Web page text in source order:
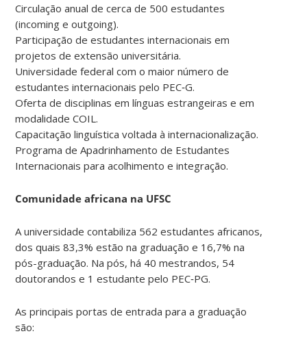
Circulação anual de cerca de 500 estudantes
(incoming e outgoing).
Participação de estudantes internacionais em
projetos de extensão universitária.
Universidade federal com o maior número de
estudantes internacionais pelo PEC‑G.
Oferta de disciplinas em línguas estrangeiras e em
modalidade COIL.
Capacitação linguística voltada à internacionalização.
Programa de Apadrinhamento de Estudantes
Internacionais para acolhimento e integração.
Comunidade africana na UFSC
A universidade contabiliza 562 estudantes africanos,
dos quais 83,3% estão na graduação e 16,7% na
pós-graduação. Na pós, há 40 mestrandos, 54
doutorandos e 1 estudante pelo PEC‑PG.
As principais portas de entrada para a graduação
são: